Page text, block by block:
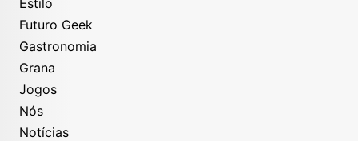
Futuro Geek
Gastronomia
Grana
Jogos
Nós
Notícias